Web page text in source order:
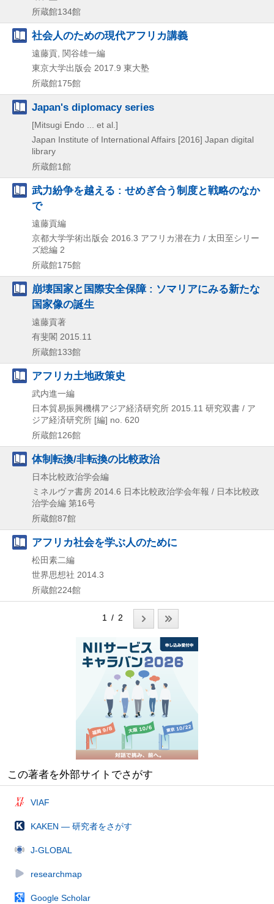
所蔵館134館
社会人のための現代アフリカ講義
遠藤貢, 関谷雄一編
東京大学出版会 2017.9 東大塾
所蔵館175館
Japan's diplomacy series
[Mitsugi Endo ... et al.]
Japan Institute of International Affairs [2016] Japan digital
library
所蔵館1館
武力紛争を越える : せめぎ合う制度と戦略のなか
で
遠藤貢編
京都大学学術出版会 2016.3 アフリカ潜在力 / 太田至シリー
ズ総編 2
所蔵館175館
崩壊国家と国際安全保障 : ソマリアにみる新たな
国家像の誕生
遠藤貢著
有斐閣 2015.11
所蔵館133館
アフリカ土地政策史
武内進一編
日本貿易振興機構アジア経済研究所 2015.11 研究双書 / ア
ジア経済研究所 [編] no. 620
所蔵館126館
体制転換/非転換の比較政治
日本比較政治学会編
ミネルヴァ書房 2014.6 日本比較政治学会年報 / 日本比較政
治学会編 第16号
所蔵館87館
アフリカ社会を学ぶ人のために
松田素二編
世界思想社 2014.3
所蔵館224館
1 / 2
この著者を外部サイトでさがす
VIAF
KAKEN — 研究者をさがす
J-GLOBAL
researchmap
Google Scholar